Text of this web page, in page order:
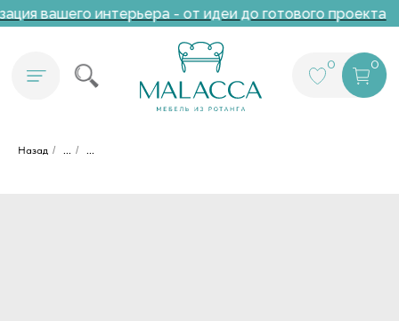
вашего интерьера - от идеи до готового проекта
Назад / ... / ...